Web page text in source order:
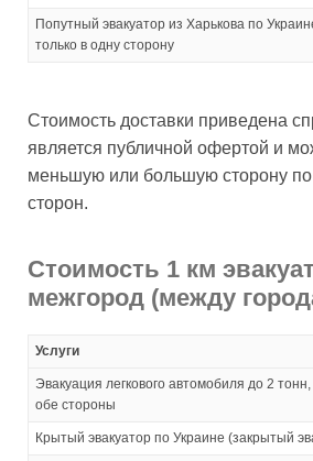
Попутный эвакуатор из Харькова по
только в одну сторону
Стоимость доставки приведена
является публичной офертой и
меньшую или большую сторону
сторон.
Стоимость 1 км
межгород (между
Услуги
Эвакуация легкового автомобиля до 2
обе стороны
Крытый эвакуатор по Украине (закрытый